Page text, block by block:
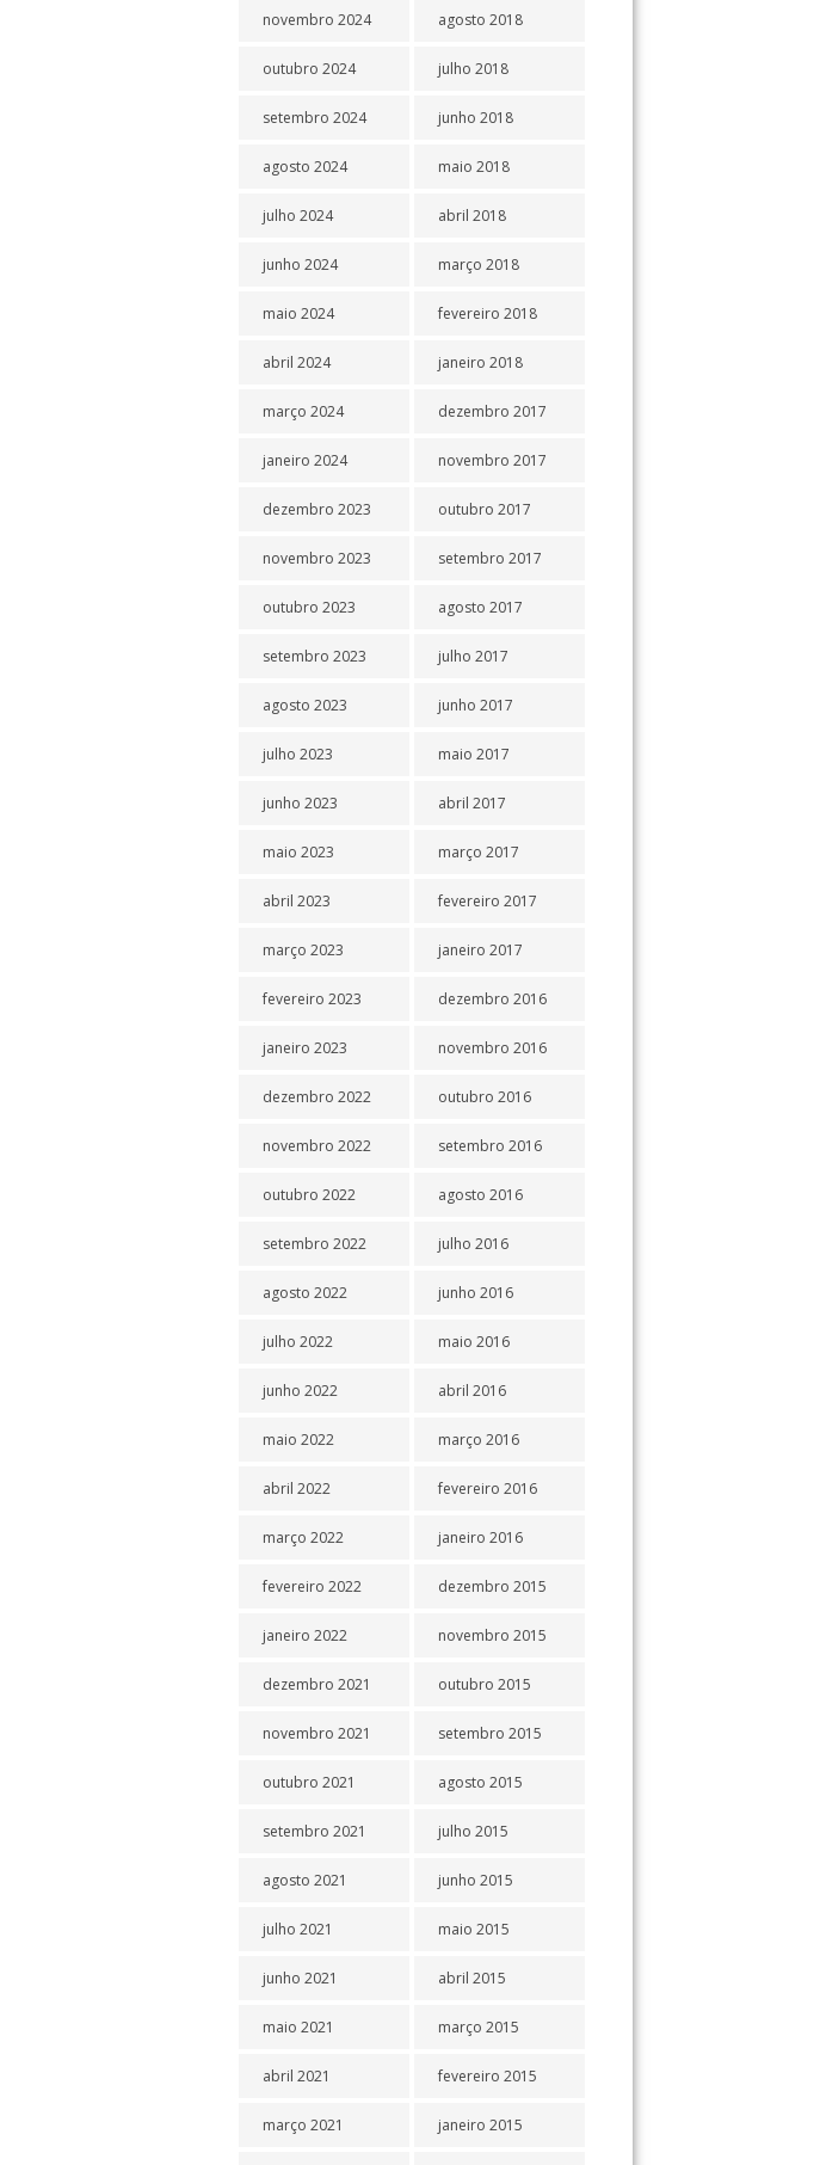
novembro 2024
outubro 2024
setembro 2024
agosto 2024
julho 2024
junho 2024
maio 2024
abril 2024
março 2024
janeiro 2024
dezembro 2023
novembro 2023
outubro 2023
setembro 2023
agosto 2023
julho 2023
junho 2023
maio 2023
abril 2023
março 2023
fevereiro 2023
janeiro 2023
dezembro 2022
novembro 2022
outubro 2022
setembro 2022
agosto 2022
julho 2022
junho 2022
maio 2022
abril 2022
março 2022
fevereiro 2022
janeiro 2022
dezembro 2021
novembro 2021
outubro 2021
setembro 2021
agosto 2021
julho 2021
junho 2021
maio 2021
abril 2021
março 2021
agosto 2018
julho 2018
junho 2018
maio 2018
abril 2018
março 2018
fevereiro 2018
janeiro 2018
dezembro 2017
novembro 2017
outubro 2017
setembro 2017
agosto 2017
julho 2017
junho 2017
maio 2017
abril 2017
março 2017
fevereiro 2017
janeiro 2017
dezembro 2016
novembro 2016
outubro 2016
setembro 2016
agosto 2016
julho 2016
junho 2016
maio 2016
abril 2016
março 2016
fevereiro 2016
janeiro 2016
dezembro 2015
novembro 2015
outubro 2015
setembro 2015
agosto 2015
julho 2015
junho 2015
maio 2015
abril 2015
março 2015
fevereiro 2015
janeiro 2015